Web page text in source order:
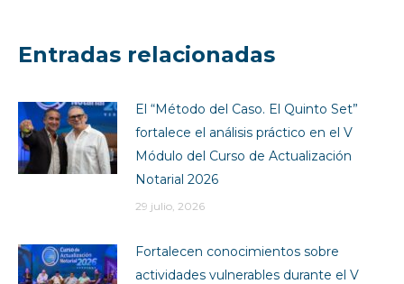
Entradas relacionadas
El “Método del Caso. El Quinto Set”
fortalece el análisis práctico en el V
Módulo del Curso de Actualización
Notarial 2026
29 julio, 2026
Fortalecen conocimientos sobre
actividades vulnerables durante el V